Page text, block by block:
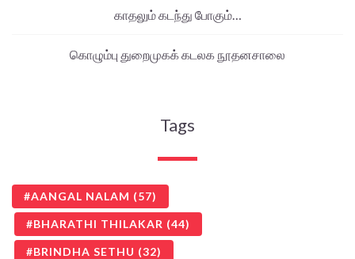
காதலும் கடந்து போகும்…
கொழும்பு துறைமுகக் கடலக நூதனசாலை
Tags
AANGAL NALAM (57)
BHARATHI THILAKAR (44)
BRINDHA SETHU (32)